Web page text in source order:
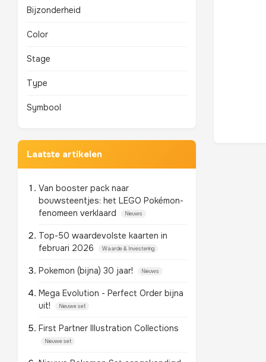
Bijzonderheid
Color
Stage
Type
Symbool
Laatste artikelen
Van booster pack naar
bouwsteentjes: het LEGO Pokémon-
fenomeen verklaard
Nieuws
Top-50 waardevolste kaarten in
februari 2026
Waarde & Investering
Pokemon (bijna) 30 jaar! Nieuws
Mega Evolution - Perfect Order bijna
uit!
Nieuwe set
First Partner Illustration Collections
Nieuwe set